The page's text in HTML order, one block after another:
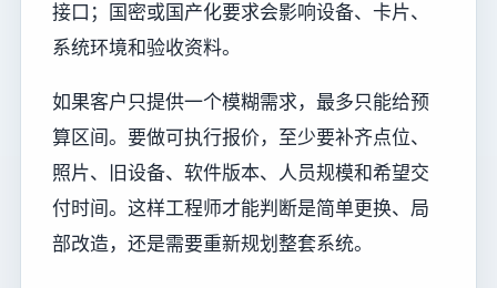
接口；国密或国产化要求会影响设备、卡片、
系统环境和验收资料。
如果客户只提供一个模糊需求，最多只能给预
算区间。要做可执行报价，至少要补齐点位、
照片、旧设备、软件版本、人员规模和希望交
付时间。这样工程师才能判断是简单更换、局
部改造，还是需要重新规划整套系统。